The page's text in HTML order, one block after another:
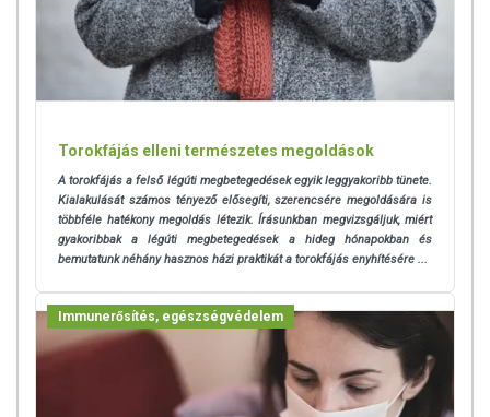
Torokfájás elleni természetes megoldások
A torokfájása felső légúti megbetegedések egyik leggyakoribb tünete.
Kialakulását számos tényező elősegíti, szerencsére megoldására is
többféle hatékony megoldás létezik. Írásunkban megvizsgáljuk, miért
gyakoribbak a légúti megbetegedések a hideg hónapokban és
bemutatunk néhány hasznos házi praktikát a torokfájás enyhítésére ...
Immunerősítés, egészségvédelem